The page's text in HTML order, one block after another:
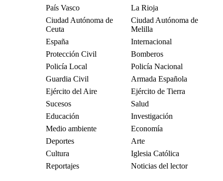
País Vasco
La Rioja
Ciudad Autónoma de
Ceuta
Ciudad Autónoma de
Melilla
España
Internacional
Protección Civil
Bomberos
Policía Local
Policía Nacional
Guardia Civil
Armada Española
Ejército del Aire
Ejército de Tierra
Sucesos
Salud
Educación
Investigación
Medio ambiente
Economía
Deportes
Arte
Cultura
Iglesia Católica
Reportajes
Noticias del lector